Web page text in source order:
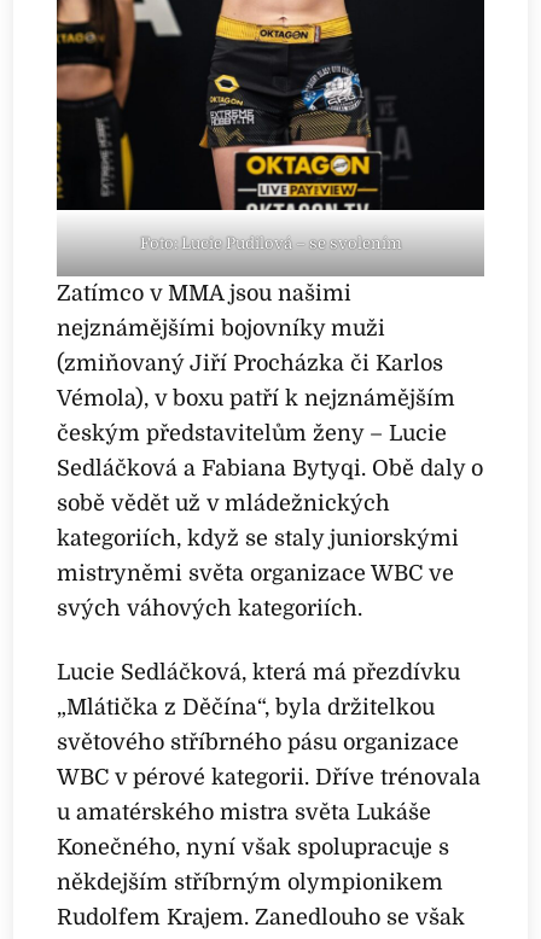
Foto: Lucie Pudilová – se svolením
Zatímco v MMA jsou našimi
nejznámějšími bojovníky muži
(zmiňovaný Jiří Procházka či Karlos
Vémola), v boxu patří k nejznámějším
českým představitelům ženy – Lucie
Sedláčková a Fabiana Bytyqi. Obě daly o
sobě vědět už v mládežnických
kategoriích, když se staly juniorskými
mistryněmi světa organizace WBC ve
svých váhových kategoriích.
Lucie Sedláčková, která má přezdívku
„Mlátička z Děčína“, byla držitelkou
světového stříbrného pásu organizace
WBC v pérové kategorii. Dříve trénovala
u amatérského mistra světa Lukáše
Konečného, nyní však spolupracuje s
někdejším stříbrným olympionikem
Rudolfem Krajem. Zanedlouho se však